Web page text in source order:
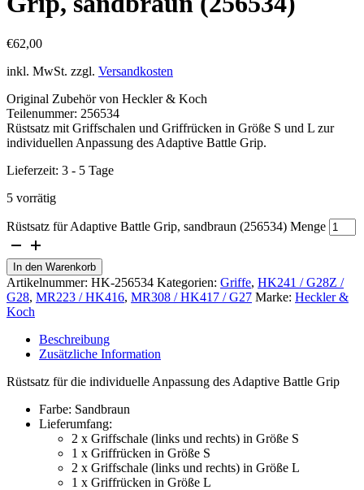
€62,00
inkl. MwSt. zzgl. Versandkosten
Original Zubehör von Heckler & Koch
Teilenummer: 256534
Rüstsatz mit Griffschalen und Griffrücken in Größe S und L zur
individuellen Anpassung des Adaptive Battle Grip.
Lieferzeit: 3 - 5 Tage
5 vorrätig
Rüstsatz für Adaptive Battle Grip, sandbraun (256534) Menge
In den Warenkorb
Artikelnummer: HK-256534 Kategorien: Griffe, HK241 / G28Z /
G28, MR223 / HK416, MR308 / HK417 / G27 Marke: Heckler &
Koch
Beschreibung
Zusätzliche Information
Rüstsatz für die individuelle Anpassung des Adaptive Battle Grip
Farbe: Sandbraun
Lieferumfang:
2 x Griffschale (links und rechts) in Größe S
1 x Griffrücken in Größe S
2 x Griffschale (links und rechts) in Größe L
1 x Griffrücken in Größe L